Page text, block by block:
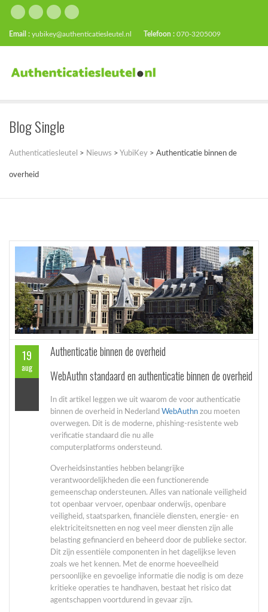
Email : yubikey@authenticatiesleutel.nl Telefoon : 070-3205009
Blog Single
Authenticatiesleutel > Nieuws > YubiKey > Authenticatie binnen de
overheid
19
aug
Authenticatie binnen de overheid
WebAuthn standaard en authenticatie binnen de overheid
In dit artikel leggen we uit waarom de voor authenticatie
binnen de overheid in Nederland WebAuthn zou moeten
overwegen. Dit is de moderne, phishing-resistente web
verificatie standaard die nu alle
computerplatforms ondersteund.
Overheidsinstanties hebben belangrijke
verantwoordelijkheden die een functionerende
gemeenschap ondersteunen. Alles van nationale veiligheid
tot openbaar vervoer, openbaar onderwijs, openbare
veiligheid, staatsparken, financiële diensten, energie- en
elektriciteitsnetten en nog veel meer diensten zijn alle
belasting gefinancierd en beheerd door de publieke sector.
Dit zijn essentiële componenten in het dagelijkse leven
zoals we het kennen. Met de enorme hoeveelheid
persoonlijke en gevoelige informatie die nodig is om deze
kritieke operaties te handhaven, bestaat het risico dat
agentschappen voortdurend in gevaar zijn.